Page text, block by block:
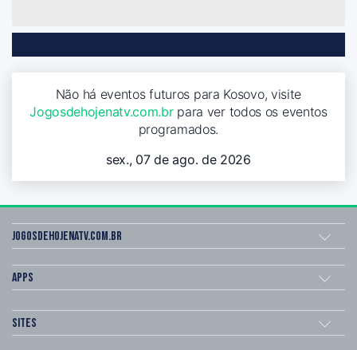
Não há eventos futuros para Kosovo, visite
Jogosdehojenatv.com.brpara ver todos os eventos
programados.
sex., 07 de ago. de 2026
Jogosdehojenatv.com.br
Apps
Sites